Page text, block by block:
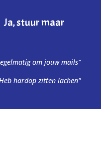
om jouw mails"
hardop zitten lachen"